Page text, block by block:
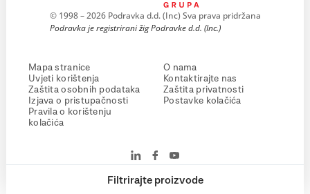
Filtrirajte proizvode
© 1998 – 2026 Podravka d.d. (Inc) Sva prava pridržana
Podravka je registrirani žig Podravke d.d. (Inc.)
Mapa stranice
Uvjeti korištenja
Zaštita osobnih podataka
Izjava o pristupačnosti
Pravila o korištenju
kolačića
O nama
Kontaktirajte nas
Zaštita privatnosti
Postavke kolačića